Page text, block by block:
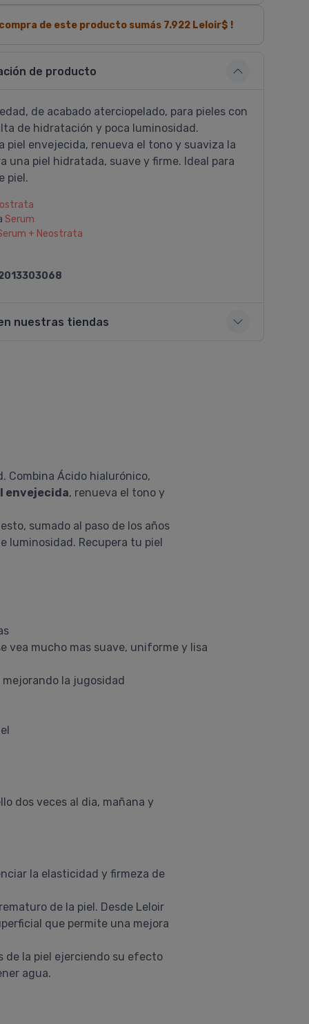
compra de este producto sumás 7.922Leloir$ !
de producto
de acabado aterciopelado, para pieles con
de hidratación y poca luminosidad.
piel envejecida, renueva el tono y suaviza la
una piel hidratada, suave y firme. Ideal para
piel.
Serum
+ Neostrata
nuestras tiendas
Combina Ácido hialurónico,
envejecida, renueva el tono y
sumado al paso de los años
luminosidad. Recupera tu piel
vea mucho mas suave, uniforme y lisa
la jugosidad
dos veces al dia, mañana y
la elasticidad y firmeza de
de la piel. Desde Leloir
que permite una mejora
de la piel ejerciendo su efecto
agua.